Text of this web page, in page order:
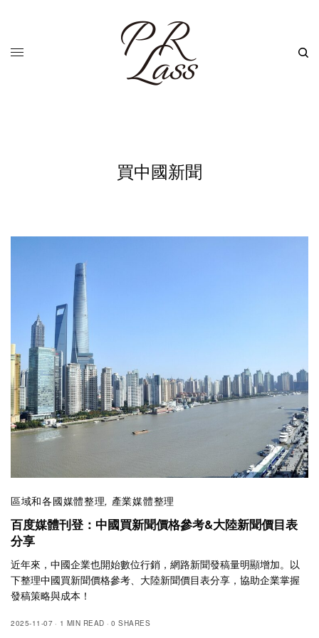
買中國新聞
區域和各國媒體整理, 產業媒體整理
百度媒體刊登：中國買新聞價格參考&大陸新聞價目表
分享
近年來，中國企業也開始數位行銷，網路新聞發稿量明顯增加。以
下整理中國買新聞價格參考、大陸新聞價目表分享，協助企業掌握
發稿策略與成本！
2025-11-07 1 MIN READ 0 SHARES